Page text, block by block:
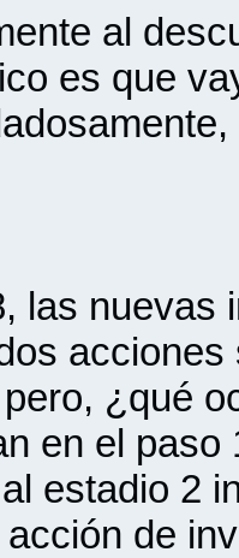
al
es que
las nuevas
¿qué
en el
estadio 2
de